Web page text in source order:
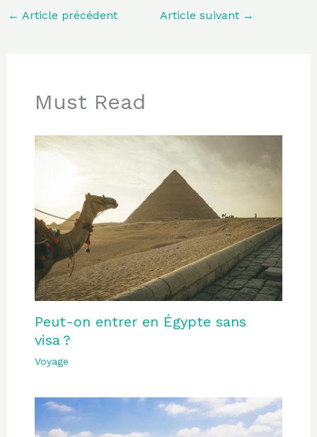
← Article précédent Article suivant →
Must Read
Peut-on entrer en Égypte sans
visa ?
Voyage